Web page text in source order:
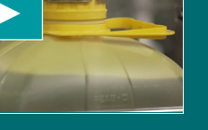
about your activity.
and accept the service
information